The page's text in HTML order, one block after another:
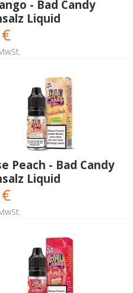
- Bad Candy
Liquid
Peach - Bad Candy
Liquid